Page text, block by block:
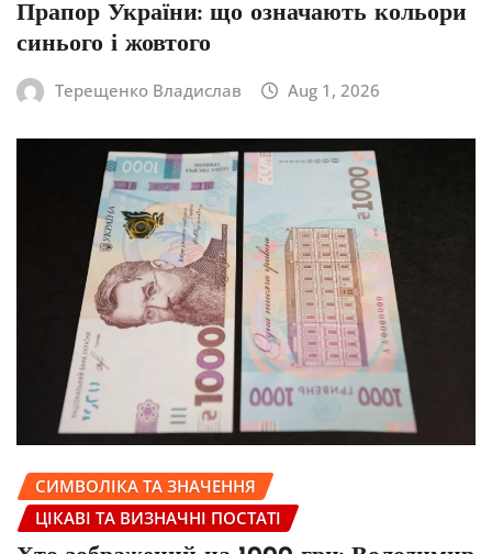
Прапор України: що означають кольори
синього і жовтого
Терещенко Владислав Aug 1, 2026
СИМВОЛІКА ТА ЗНАЧЕННЯ
ЦІКАВІ ТА ВИЗНАЧНІ ПОСТАТІ